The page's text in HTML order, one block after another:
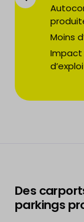
Moins
Impact
Des
parkings